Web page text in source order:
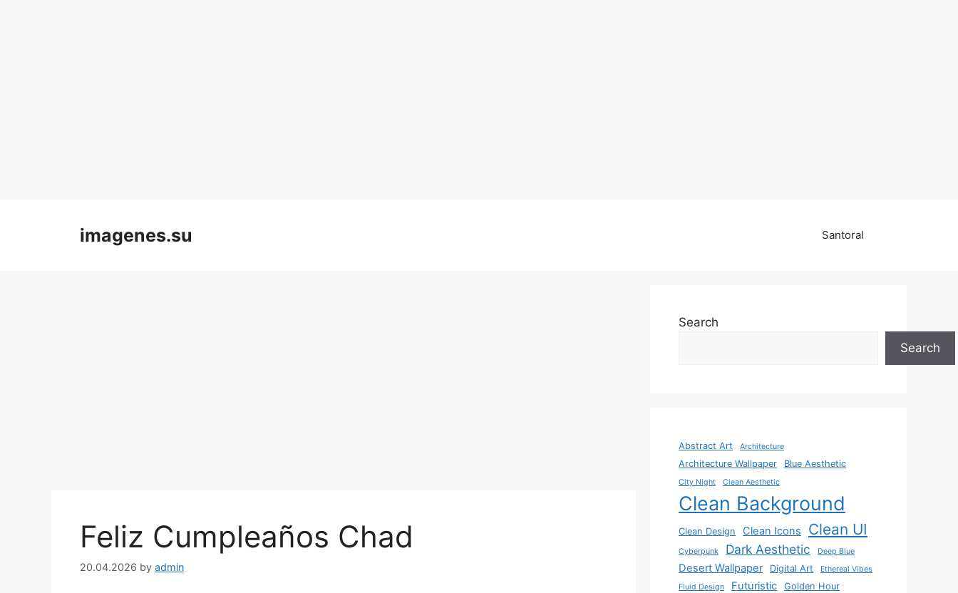
imagenes.su Santoral
Feliz Cumpleaños Chad
20.04.2026 by admin
Search
Search
Abstract Art Architecture
Architecture Wallpaper Blue Aesthetic
City Night Clean Aesthetic
Clean Background
Clean Design Clean Icons Clean UI
Cyberpunk Dark Aesthetic Deep Blue
Desert Wallpaper Digital Art
Ethereal Vibes
Fluid Design
Futuristic Golden Hour